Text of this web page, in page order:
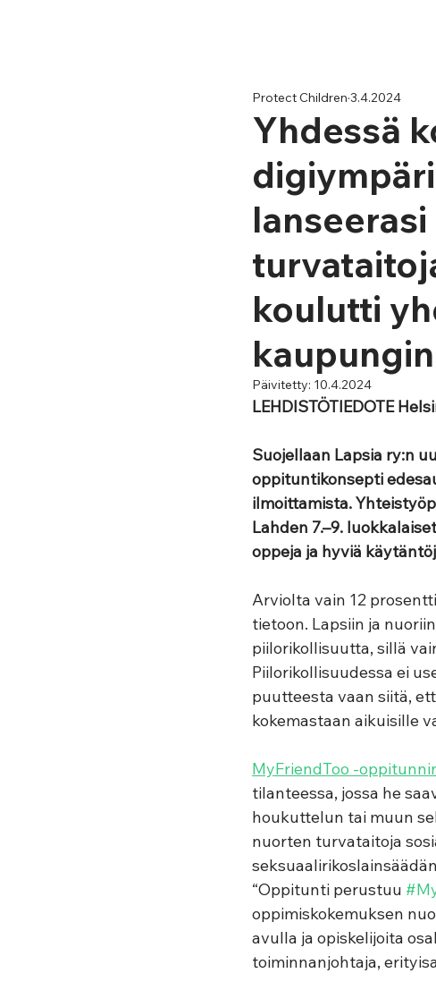
Yhdessä
koulutti
Protect Children 3.4.2024
Päivitetty: 10.4.2024
LEHDISTÖTIEDOTE
Suojellaan Lapsia ry:n
oppituntikonsepti
ilmoittamista.
Lahden 7.–9.
oppeja ja hyviä
Arviolta vain 12
tietoon. Lapsiin ja
piilorikollisuutta, sillä
Piilorikollisuudessa ei
puutteesta vaan siitä,
kokemastaan aikuisille
MyFriendToo -
tilanteessa, jossa he
houkuttelun tai muun
nuorten turvataitoja
“Oppitunti perustuu
oppimiskokemuksen
avulla ja opiskelijoita
toiminnanjohtaja,